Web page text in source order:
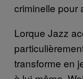
criminelle pour
Lorque Jazz
transforme en